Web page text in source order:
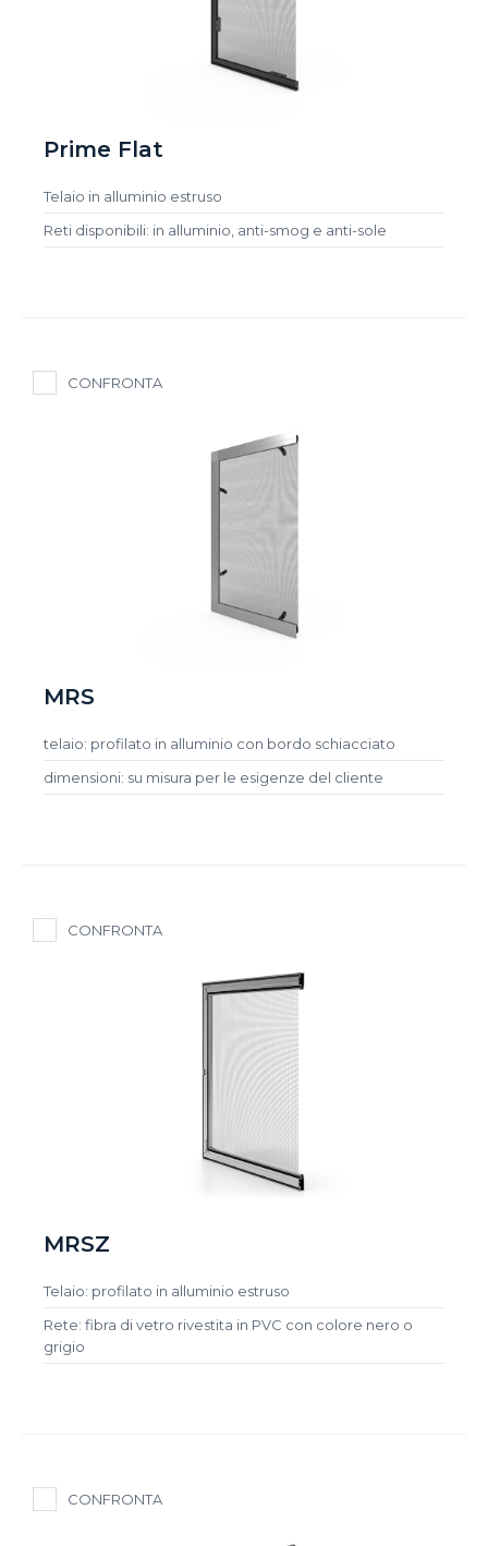
Prime Flat
Telaio in alluminio estruso
Reti disponibili: in alluminio, anti-smog e anti-sole
CONFRONTA
MRS
telaio: profilato in alluminio con bordo schiacciato
dimensioni: su misura per le esigenze del cliente
CONFRONTA
MRSZ
Telaio: profilato in alluminio estruso
Rete: fibra di vetro rivestita in PVC con colore nero o
grigio
CONFRONTA